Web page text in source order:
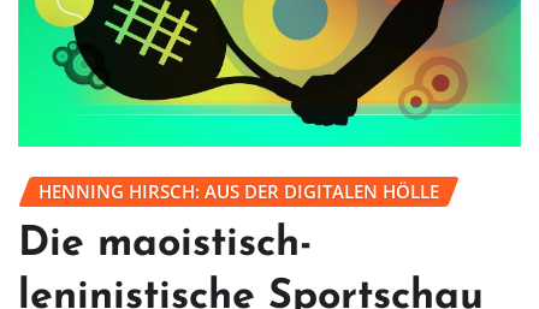
HENNING HIRSCH: AUS DER DIGITALEN HÖLLE
Die maoistisch-
leninistische Sportschau